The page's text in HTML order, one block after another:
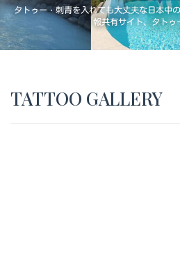
タトゥー・刺青を入れても大丈夫な日本中
報共有サイト、タトゥ
TATTOO GALLERY